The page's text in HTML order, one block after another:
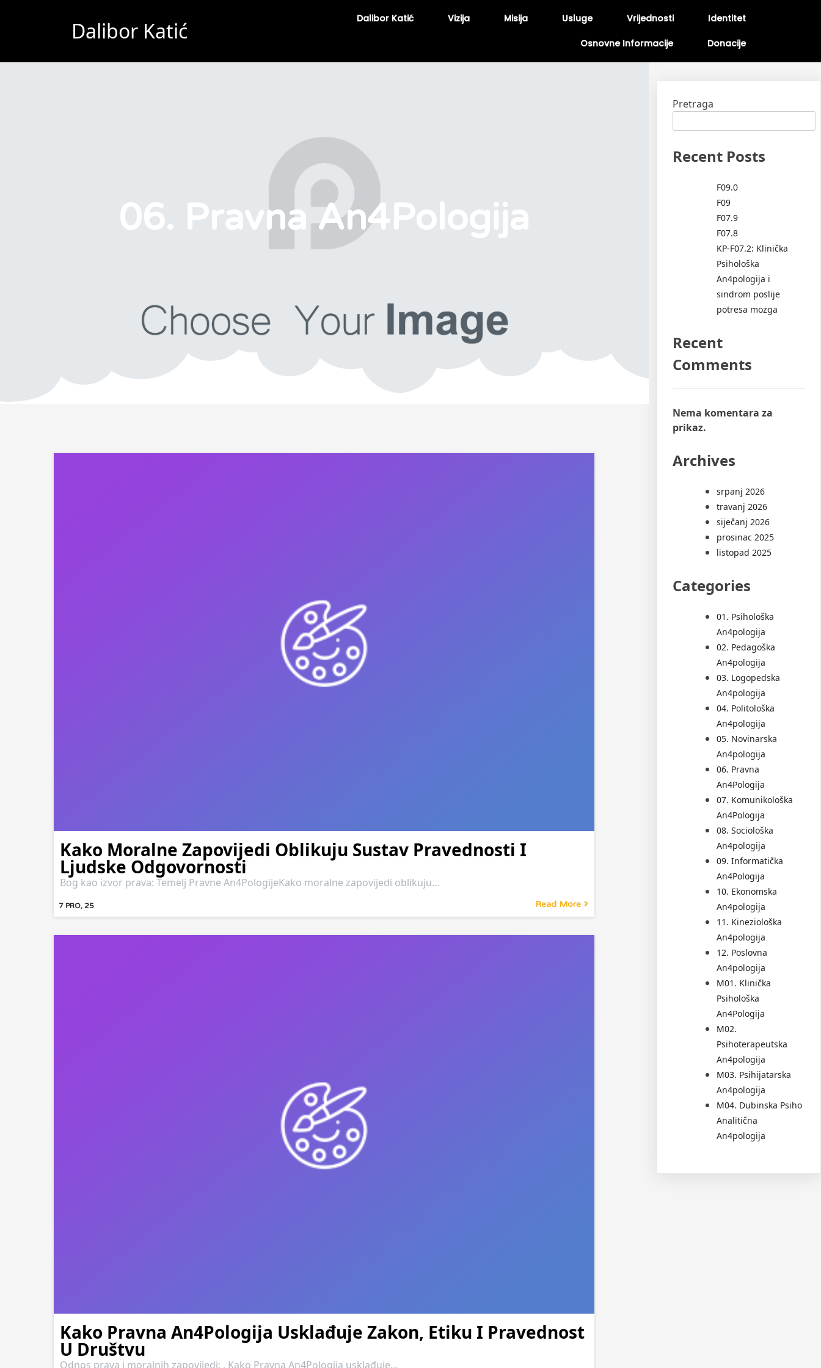
Dalibor Katić Dalibor Katić Vizija Misija Usluge Vrijednosti Identitet
Osnovne Informacije Donacije
06. Pravna An4Pologija
Kako Moralne Zapovijedi Oblikuju Sustav Pravednosti I
Ljudske Odgovornosti
7 PRO, 25
Bog kao izvor prava: Temelj Pravne An4PologijeKako moralne zapovijedi oblikuju…
Read More
Kako Pravna An4Pologija Usklađuje Zakon, Etiku I Pravednost
U Društvu
Odnos prava i moralnih zapovijedi: . Kako Pravna An4Pologija usklađuje…
Pretraga
Recent Posts
F09.0
F09
F07.9
F07.8
KP-F07.2: Klinička
Psihološka
An4pologija i
sindrom poslije
potresa mozga
Recent
Comments
Nema komentara za
prikaz.
Archives
srpanj 2026
travanj 2026
siječanj 2026
prosinac 2025
listopad 2025
Categories
01. Psihološka
An4pologija
02. Pedagoška
An4pologija
03. Logopedska
An4pologija
04. Politološka
An4pologija
05. Novinarska
An4pologija
06. Pravna
An4Pologija
07. Komunikološka
An4Pologija
08. Sociološka
An4pologija
09. Informatička
An4Pologija
10. Ekonomska
An4pologija
11. Kineziološka
An4pologija
12. Poslovna
An4pologija
M01. Klinička
Psihološka
An4Pologija
M02.
Psihoterapeutska
An4pologija
M03. Psihijatarska
An4pologija
M04. Dubinska Psiho
Analitična
An4pologija